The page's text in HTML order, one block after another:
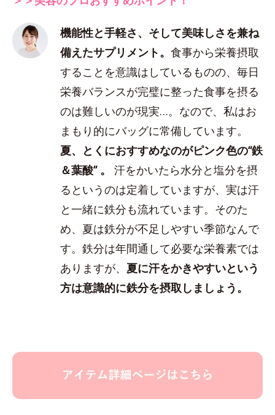
機能性と手軽さ、そして美味しさを兼ね
備えたサプリメント。食事から栄養摂取
することを意識はしているものの、毎日
栄養バランスが完璧に整った食事を摂る
のは難しいのが現実…。なので、私はお
まもり的にバッグに常備しています。
夏、とくにおすすめなのがピンク色の“鉄
＆葉酸” 。汗をかいたら水分と塩分を摂
るというのは定着していますが、実は汗
と一緒に鉄分も流れています。そのた
め、夏は鉄分が不足しやすい季節なんで
す。鉄分は年間通して必要な栄養素では
ありますが、 夏に汗をかきやすいという
方は意識的に鉄分を摂取しましょう。